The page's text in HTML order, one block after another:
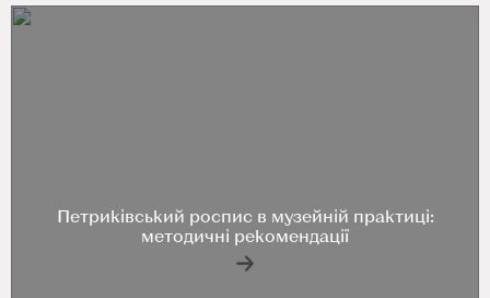
Петриківський роспис в музейній практиці:
методичні рекомендації